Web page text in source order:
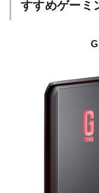
すすめゲーミ